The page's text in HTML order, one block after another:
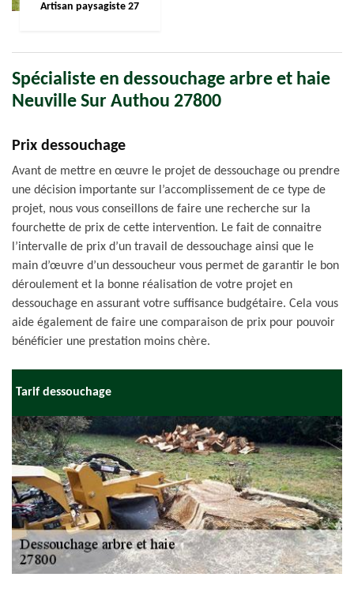
Artisan paysagiste 27
Spécialiste en dessouchage arbre et haie
Neuville Sur Authou 27800
Prix dessouchage
Avant de mettre en œuvre le projet de dessouchage ou prendre
une décision importante sur l’accomplissement de ce type de
projet, nous vous conseillons de faire une recherche sur la
fourchette de prix de cette intervention. Le fait de connaitre
l’intervalle de prix d’un travail de dessouchage ainsi que le
main d’œuvre d’un dessoucheur vous permet de garantir le bon
déroulement et la bonne réalisation de votre projet en
dessouchage en assurant votre suffisance budgétaire. Cela vous
aide également de faire une comparaison de prix pour pouvoir
bénéficier une prestation moins chère.
Tarif dessouchage